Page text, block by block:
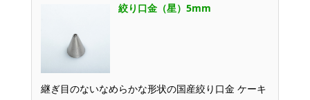
絞り口金（星）5mm
継ぎ目のないなめらかな形状の国産絞り口金 ケーキ